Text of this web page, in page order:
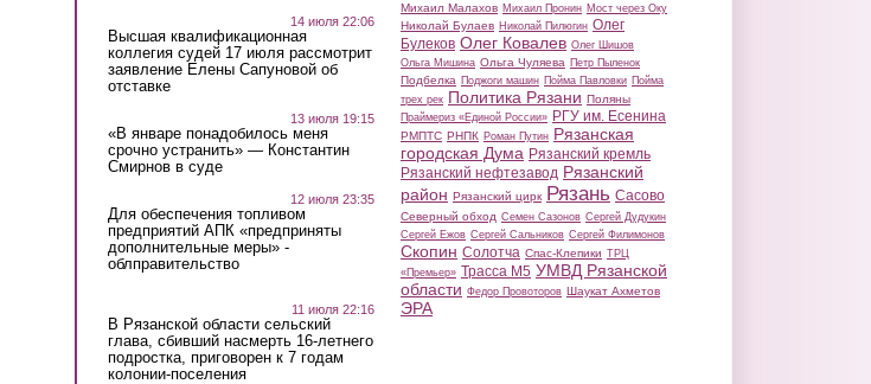
14 июля 22:06
Высшая квалификационная
коллегия судей 17 июля рассмотрит
заявление Елены Сапуновой об
отставке
13 июля 19:15
«В январе понадобилось меня
срочно устранить» — Константин
Смирнов в суде
12 июля 23:35
Для обеспечения топливом
предприятий АПК «предприняты
дополнительные меры» -
облправительство
11 июля 22:16
В Рязанской области сельский
глава, сбивший насмерть 16-летнего
подростка, приговорен к 7 годам
колонии-поселения
Михаил Малахов Михаил Пронин Мост через Оку
Николай Булаев Николай Пилюгин Олег
Булеков Олег Ковалев Олег Шишов
Ольга Мишина Ольга Чуляева Петр Пыленок
Подбелка Поджоги машин Пойма Павловки Пойма
трех рек Политика Рязани Поляны
Праймериз «Единой России» РГУ им. Есенина
РМПТС РНПК Роман Путин Рязанская
городская Дума Рязанский кремль
Рязанский нефтезавод Рязанский
район Рязанский цирк Рязань Сасово
Северный обход Семен Сазонов Сергей Дудукин
Сергей Ежов Сергей Сальников Сергей Филимонов
Скопин Солотча Спас-Клепики ТРЦ
«Премьер» Трасса М5 УМВД Рязанской
области Федор Провоторов Шаукат Ахметов
ЭРА